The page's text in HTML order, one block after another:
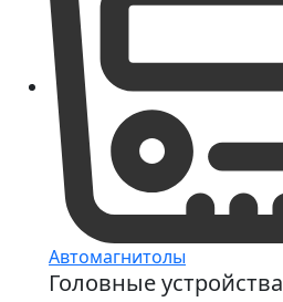
Автомагнитолы
Головные устройства